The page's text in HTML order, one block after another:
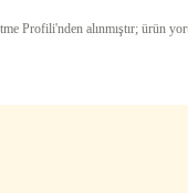
Profili'nden alınmıştır; ürün